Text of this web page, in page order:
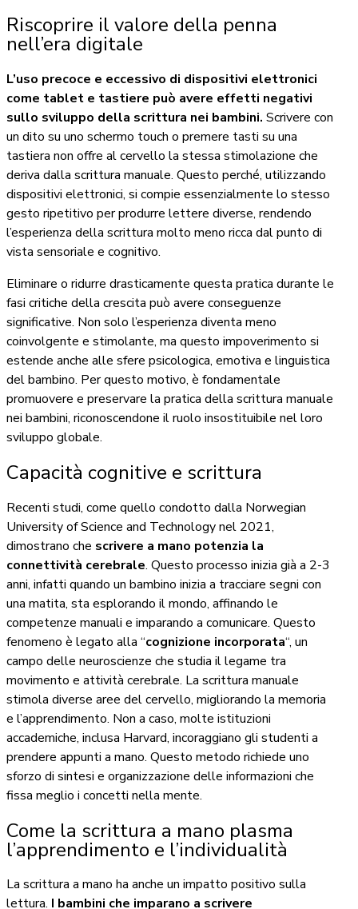
Riscoprire il valore della penna
nell’era digitale
L’uso precoce e eccessivo di dispositivi elettronici
come tablet e tastiere può avere effetti negativi
sullo sviluppo della scrittura nei bambini. Scrivere con
un dito su uno schermo touch o premere tasti su una
tastiera non offre al cervello la stessa stimolazione che
deriva dalla scrittura manuale. Questo perché, utilizzando
dispositivi elettronici, si compie essenzialmente lo stesso
gesto ripetitivo per produrre lettere diverse, rendendo
l’esperienza della scrittura molto meno ricca dal punto di
vista sensoriale e cognitivo.
Eliminare o ridurre drasticamente questa pratica durante le
fasi critiche della crescita può avere conseguenze
significative. Non solo l’esperienza diventa meno
coinvolgente e stimolante, ma questo impoverimento si
estende anche alle sfere psicologica, emotiva e linguistica
del bambino. Per questo motivo, è fondamentale
promuovere e preservare la pratica della scrittura manuale
nei bambini, riconoscendone il ruolo insostituibile nel loro
sviluppo globale.
Capacità cognitive e scrittura
Recenti studi, come quello condotto dalla Norwegian
University of Science and Technology nel 2021,
dimostrano che scrivere a mano potenzia la
connettività cerebrale. Questo processo inizia già a 2-3
anni, infatti quando un bambino inizia a tracciare segni con
una matita, sta esplorando il mondo, affinando le
competenze manuali e imparando a comunicare. Questo
fenomeno è legato alla “cognizione incorporata“, un
campo delle neuroscienze che studia il legame tra
movimento e attività cerebrale. La scrittura manuale
stimola diverse aree del cervello, migliorando la memoria
e l’apprendimento. Non a caso, molte istituzioni
accademiche, inclusa Harvard, incoraggiano gli studenti a
prendere appunti a mano. Questo metodo richiede uno
sforzo di sintesi e organizzazione delle informazioni che
fissa meglio i concetti nella mente.
Come la scrittura a mano plasma
l’apprendimento e l’individualità
La scrittura a mano ha anche un impatto positivo sulla
lettura. I bambini che imparano a scrivere